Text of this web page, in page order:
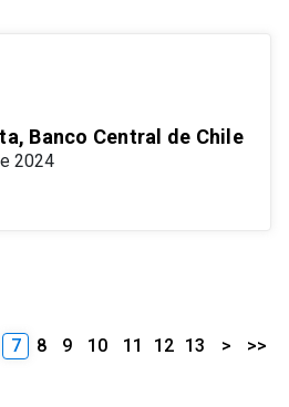
Banco Central de Chile
2024
7 8 9 10 11 12 13 > >>